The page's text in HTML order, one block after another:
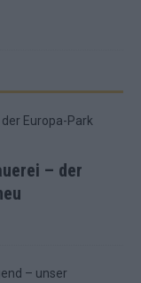
– der